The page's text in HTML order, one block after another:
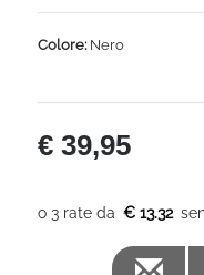
Colore:Nero
€ 39,95
€ 13.32